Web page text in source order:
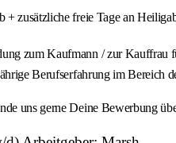
+ zusätzliche freie Tage an
zum Kaufmann / zur Kauffrau
Berufserfahrung im Bereich
uns gerne Deine Bewerbung